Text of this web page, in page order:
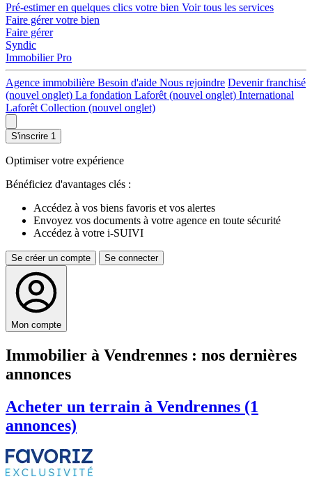
Pré-estimer en quelques clics votre bien Voir tous les services
Faire gérer votre bien
Faire gérer
Syndic
Immobilier Pro
Agence immobilière Besoin d'aide Nous rejoindre Devenir franchisé
(nouvel onglet) La fondation Laforêt (nouvel onglet) International
Laforêt Collection (nouvel onglet)
S'inscrire 1
Optimiser votre expérience
Bénéficiez d'avantages clés :
Accédez à vos biens favoris et vos alertes
Envoyez vos documents à votre agence en toute sécurité
Accédez à votre i-SUIVI
Se créer un compte Se connecter
Mon compte
Immobilier à Vendrennes : nos dernières
annonces
Acheter un terrain à Vendrennes (1
annonces)